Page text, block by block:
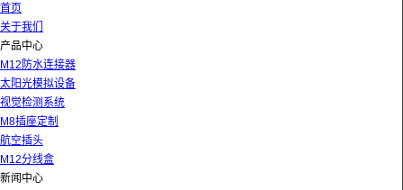
首页
关于我们
产品中心
M12防水连接器
太阳光模拟设备
视觉检测系统
M8插座定制
航空插头
M12分线盒
新闻中心